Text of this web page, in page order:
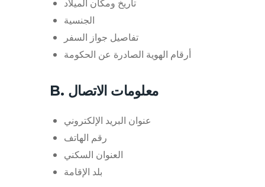
تاريخ ومكان الميلاد
الجنسية
تفاصيل جواز السفر
أرقام الهوية الصادرة عن الحكومة
B. معلومات الاتصال
عنوان البريد الإلكتروني
رقم الهاتف
العنوان السكني
بلد الإقامة